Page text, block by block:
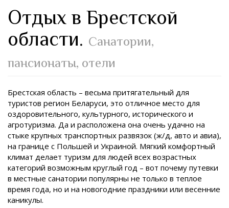
Отдых в Брестской
области. Санатории,
пансионаты, отели
Брестская область – весьма притягательный для
туристов регион Беларуси, это отличное место для
оздоровительного, культурного, исторического и
агротуризма. Да и расположена она очень удачно на
стыке крупных транспортных развязок (ж/д, авто и авиа),
на границе с Польшей и Украиной. Мягкий комфортный
климат делает туризм для людей всех возрастных
категорий возможным круглый год – вот почему путевки
в местные санатории популярны не только в теплое
время года, но и на новогодние праздники или весенние
каникулы.